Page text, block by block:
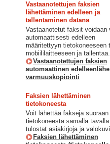
Vastaanotettujen faksien
lähettäminen edelleen ja
tallentaminen datana
Vastaanotetut faksit voidaan
automaattisesti edelleen
määritettyyn tietokoneeseen
mobiililaitteeseen ja tallentaa.
Vastaanotettujen faksien
automaattinen
varmuuskopiointi
Faksien lähettäminen
tietokoneesta
Voit lähettää fakseja suoraan
tietokoneesta samalla
tulostat asiakirjoja ja
Faksien lähettäminen